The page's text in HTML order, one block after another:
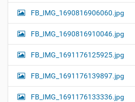
FB_IMG_1690816906060.jpg
FB_IMG_1690816910046.jpg
FB_IMG_1691176125925.jpg
FB_IMG_1691176139897.jpg
FB_IMG_1691176133336.jpg